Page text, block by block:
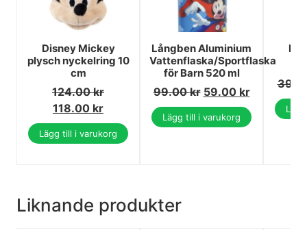
Disney Mickey
plysch nyckelring 10
cm
124.00kr
118.00 kr
Lägg till i varukorg
Långben Aluminium
Vattenflaska/Sportflaska
för Barn 520 ml
99.00kr 59.00 kr
Lägg till i varukorg
Liknande produkter